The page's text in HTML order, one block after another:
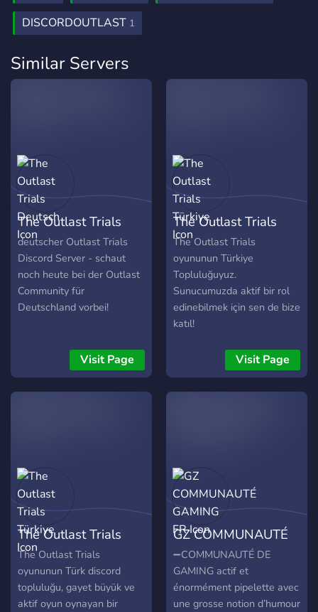
DISCORDOUTLAST 1
Similar Servers
The Outlast Trials
Deutsch
deutscher Outlast Trials
Discord Server - schaut
noch heute bei der Outlast
Community für
Deutschland vorbei!
Visit Page
The Outlast Trials
Türkiye
The Outlast Trials
oyununun Türkiye
Topluluğuyuz.
Sunucumuzda aktif bir rol
edinebilmek için sen de bize
katıl!
Visit Page
The Outlast Trials
Türkiye
The Outlast Trials
oyununun Türk discord
topluluğu, gayet büyük ve
aktif oyun oynayan bir
GZ COMMUNAUTÉ
GAMING FR
➖COMMUNAUTÉ DE
GAMING actif et
énormément pipelette avec
une grosse notion d’humour